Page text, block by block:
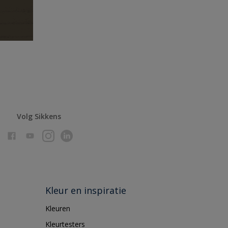
Volg Sikkens
Kleur en inspiratie
Kleuren
Kleurtesters